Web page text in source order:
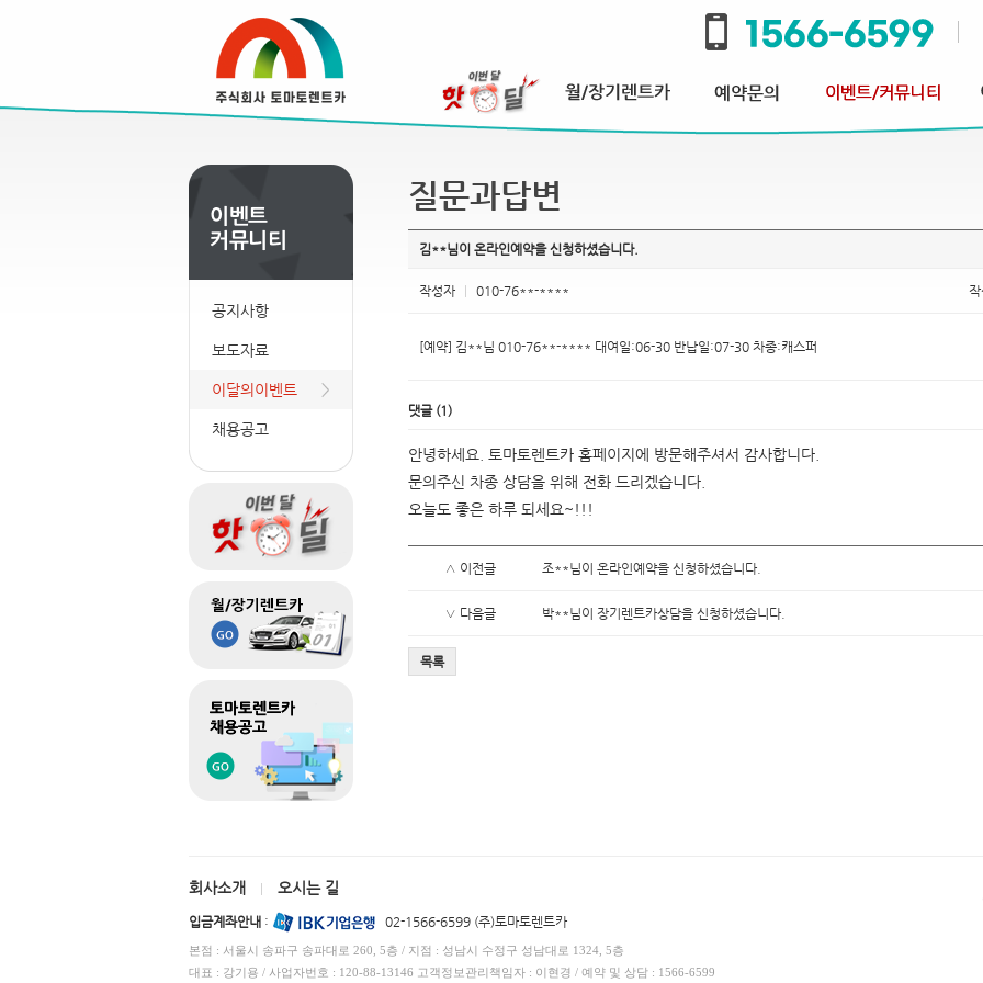
공지사항
보도자료
이달의이벤트
채용공고
질문과답변
김**님이 온라인예약을 신청하셨습니다.
작성자 010-76**-****
[예약] 김**님 010-76**-**** 대여일:06-30 반납일:07-30 차종:캐스퍼
댓글 (1)
안녕하세요. 토마토렌트카 홈페이지에 방문해주셔서 감사합니다.
문의주신 차종 상담을 위해 전화 드리겠습니다.
오늘도 좋은 하루 되세요~!!!
∧ 이전글 조**님이 온라인예약을 신청하셨습니다.
∨ 다음글 박**님이 장기렌트카상담을 신청하셨습니다.
목록
회사소개 오시는 길
입금계좌안내 : 02-1566-6599 (주)토마토렌트카
본점 : 서울시 송파구 송파대로 260, 5층 / 지점 : 성남시 수정구 성남대로 1324, 5층
대표 : 강기용 / 사업자번호 : 120-88-13146 고객정보관리책임자 : 이현경 / 예약 및 상담 : 1566-6599